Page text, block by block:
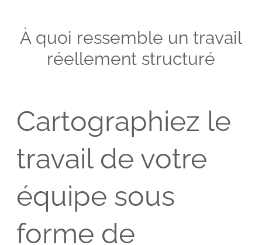
À quoi ressemble un travail
réellement structuré
Cartographiez le
travail de votre
équipe sous
forme de